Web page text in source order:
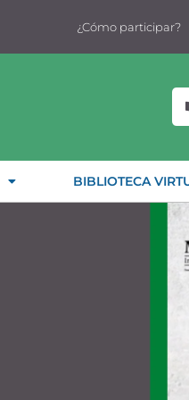
¿Cómo participar?
BIBLIOTECA